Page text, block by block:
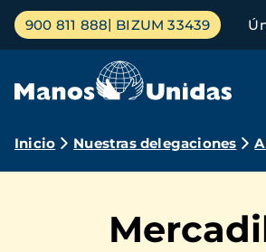
Pasar
contenido
Menú
principal
900 811 888 BIZUM 33439
Ruta
navegación
Inicio Nuestras delegaciones